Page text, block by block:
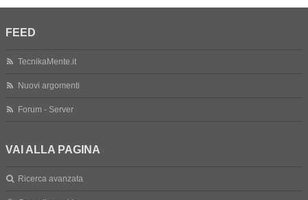
FEED
TecnikaMente.it
Nuovi argomenti
Forum - Server
VAI ALLA PAGINA
Ricerca avanzata